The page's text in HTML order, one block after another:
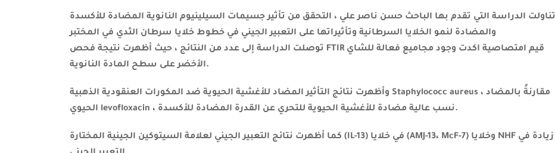
تناولت الدراسة التي تقدم بها الباحث حسن ناصر علي ، التحقق من تأثير جسيمات السيلينيوم النانوية المضادة للأكسدة
والمضادة لنمو الخلايا السرطانية وتأثيراتها على التعبير الجيني في خطوط خلايا سرطان الثدي في المختبر
توصلت الدراسة إلى عدد من النتائج ، حيث أظهرت نتيجة فحص FTIR قيم امتصاصية اكدت وجود مجاميع فعالة للشاي
الأخضر على سطح المادة النانوية.
وأظهرت نتائج التأثير المضاد للأغشية الحيوية ضد المكورات العنقودية الذهبية Staphylococc aureus ، مقارنةً بالمضاد
الحيوي levofloxacin ، نسب عالية مضادة للأغشية الحيوية للتحري عن القدرة المضادة للأكسدة.
كما أظهرت نتائج التعبير الجيني لعلامة السيتوكين الجينية المختارة (IL-13) في خلايا (AMJ-13، McF-7) وخلايا NHF زيادة في